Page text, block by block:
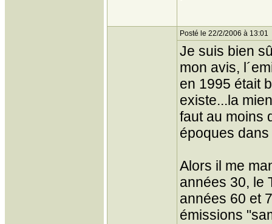
Posté le 22/2/2006 à 13:01
Je suis bien
mon avis,
en 1995 était
existe...la
faut au moins
époques dans
Alors il me
années 30, le
années 60 et
émissions